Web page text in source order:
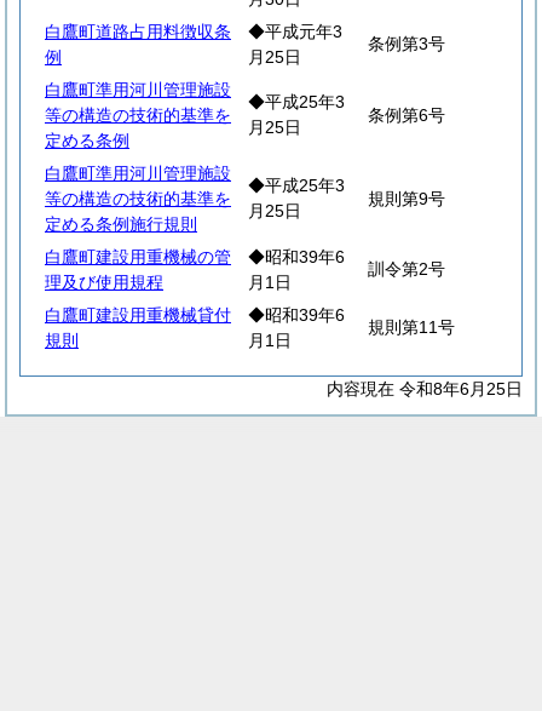
白鷹町道路占用料徴収条
例
◆平成元年3
月25日
条例第3号
白鷹町準用河川管理施設
等の構造の技術的基準を
定める条例
◆平成25年3
月25日
条例第6号
白鷹町準用河川管理施設
等の構造の技術的基準を
定める条例施行規則
◆平成25年3
月25日
規則第9号
白鷹町建設用重機械の管
理及び使用規程
◆昭和39年6
月1日
訓令第2号
白鷹町建設用重機械貸付
規則
◆昭和39年6
月1日
規則第11号
内容現在 令和8年6月25日